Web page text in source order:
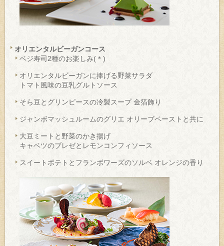
オリエンタルビーガンコース
ベジ寿司2種のお楽しみ(＊)
オリエンタルビーガンに捧げる野菜サラダ
トマト風味の豆乳グルトソース
そら豆とグリンピースの冷製スープ 金箔飾り
ジャンボマッシュルームのグリエ オリーブペーストと共に
大豆ミートと野菜のかき揚げ
キャベツのブレゼとレモンコンフィソース
スイートポテトとフランボワーズのソルベ オレンジの香り